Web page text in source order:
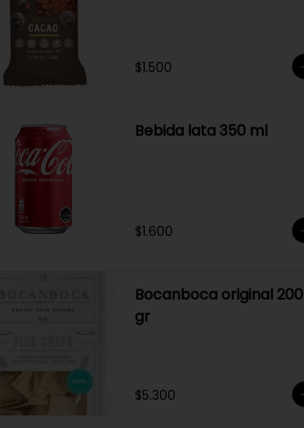
$1.500
Bebida lata 350 ml
$1.600
Bocanboca original 200
gr
$5.300